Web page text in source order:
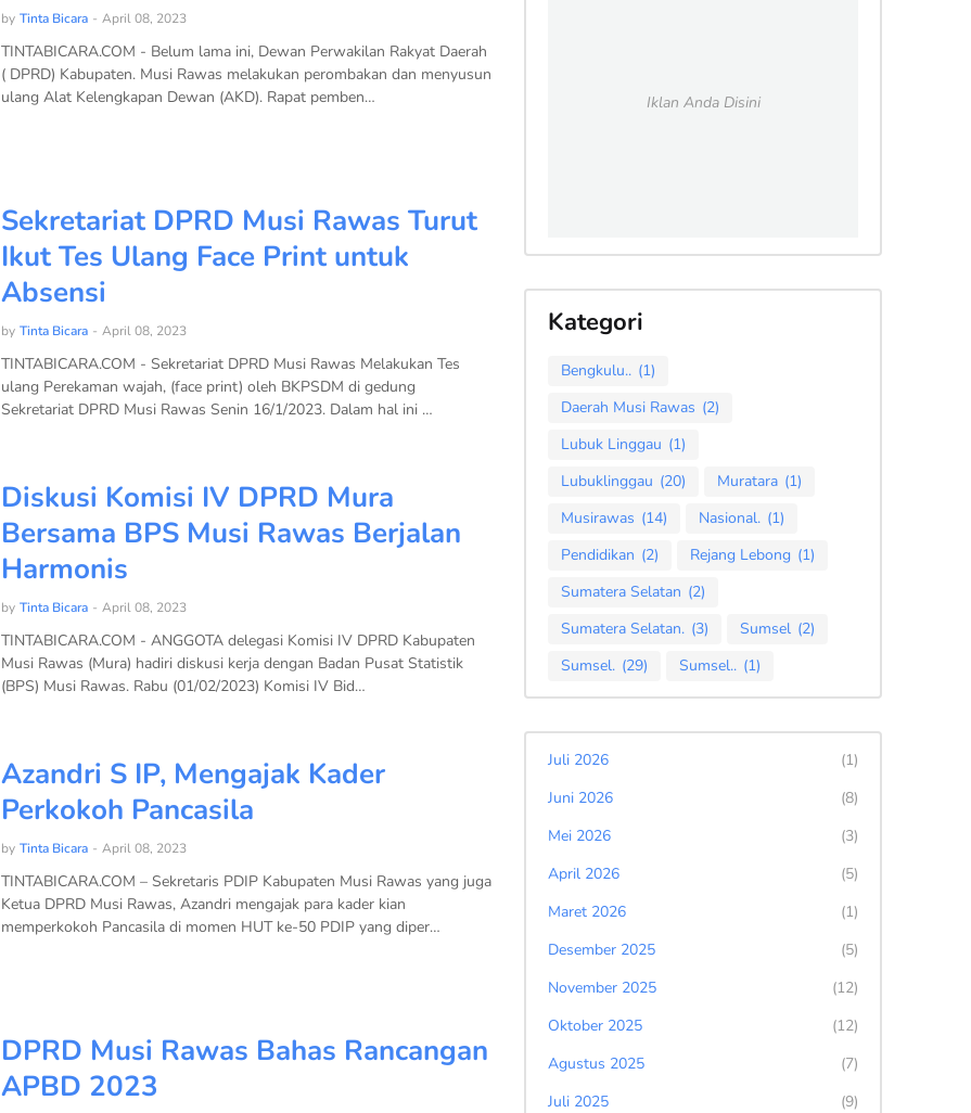
by Tinta Bicara - April 08, 2023
TINTABICARA.COM - Belum lama ini, Dewan Perwakilan Rakyat Daerah
( DPRD) Kabupaten. Musi Rawas melakukan perombakan dan menyusun
ulang Alat Kelengkapan Dewan (AKD). Rapat pemben…
Sekretariat DPRD Musi Rawas Turut
Ikut Tes Ulang Face Print untuk
Absensi
by Tinta Bicara - April 08, 2023
TINTABICARA.COM - Sekretariat DPRD Musi Rawas Melakukan Tes
ulang Perekaman wajah, (face print) oleh BKPSDM di gedung
Sekretariat DPRD Musi Rawas Senin 16/1/2023. Dalam hal ini …
Diskusi Komisi IV DPRD Mura
Bersama BPS Musi Rawas Berjalan
Harmonis
by Tinta Bicara - April 08, 2023
TINTABICARA.COM - ANGGOTA delegasi Komisi IV DPRD Kabupaten
Musi Rawas (Mura) hadiri diskusi kerja dengan Badan Pusat Statistik
(BPS) Musi Rawas. Rabu (01/02/2023) Komisi IV Bid…
Azandri S IP, Mengajak Kader
Perkokoh Pancasila
by Tinta Bicara - April 08, 2023
TINTABICARA.COM – Sekretaris PDIP Kabupaten Musi Rawas yang juga
Ketua DPRD Musi Rawas, Azandri mengajak para kader kian
memperkokoh Pancasila di momen HUT ke-50 PDIP yang diper…
DPRD Musi Rawas Bahas Rancangan
APBD 2023
Iklan Anda Disini
Kategori
Bengkulu.. (1)
Daerah Musi Rawas (2)
Lubuk Linggau (1)
Lubuklinggau (20) Muratara (1)
Musirawas (14) Nasional. (1)
Pendidikan (2) Rejang Lebong (1)
Sumatera Selatan (2)
Sumatera Selatan. (3) Sumsel (2)
Sumsel. (29) Sumsel.. (1)
Juli 2026
(1)
Juni 2026
(8)
Mei 2026
(3)
April 2026
(5)
Maret 2026
(1)
Desember 2025
(5)
November 2025
(12)
Oktober 2025
(12)
Agustus 2025
(7)
Juli 2025
(9)